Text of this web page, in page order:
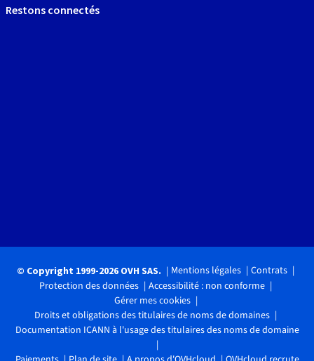
Restons connectés
© Copyright 1999-2026 OVH SAS. Mentions légales
Contrats
Protection des données
Accessibilité : non conforme
Gérer mes cookies
Droits et obligations des titulaires de noms de domaines
Documentation ICANN à l'usage des titulaires des noms de domaine